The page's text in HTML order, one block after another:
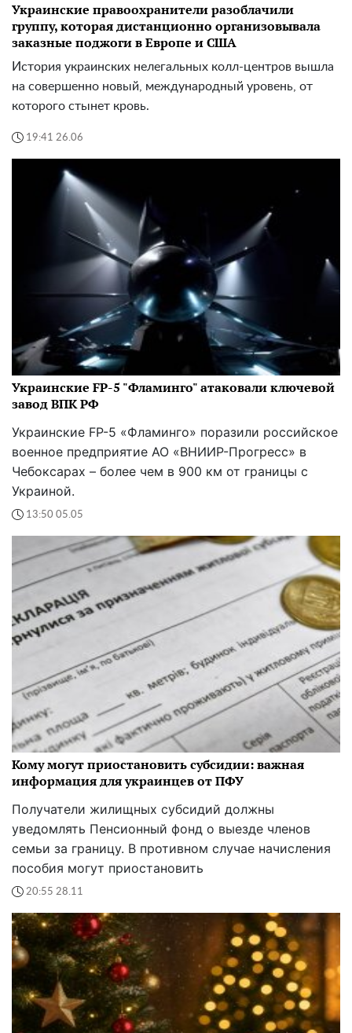
Украинские правоохранители разоблачили
группу, которая дистанционно организовывала
заказные поджоги в Европе и США
История украинских нелегальных колл-центров вышла
на совершенно новый, международный уровень, от
которого стынет кровь.
19:41 26.06
Украинские FP-5 "Фламинго" атаковали ключевой
завод ВПК РФ
Украинские FP-5 «Фламинго» поразили российское
военное предприятие АО «ВНИИР-Прогресс» в
Чебоксарах – более чем в 900 км от границы с
Украиной.
13:50 05.05
Кому могут приостановить субсидии: важная
информация для украинцев от ПФУ
Получатели жилищных субсидий должны
уведомлять Пенсионный фонд о выезде членов
семьи за границу. В противном случае начисления
пособия могут приостановить
20:55 28.11